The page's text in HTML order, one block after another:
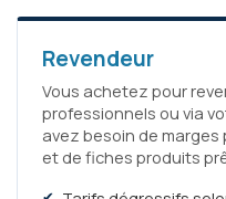
Revendeur
Vous achetez pour
professionnels ou via
avez besoin de
et de fiches produits